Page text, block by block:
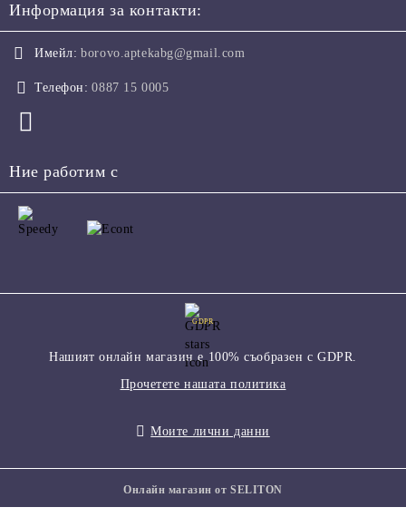
Информация за контакти:
Имейл: borovo.aptekabg@gmail.com
Телефон: 0887 15 0005
Ние работим с
GDPR
Нашият онлайн магазин е 100% съобразен с GDPR.
Прочетете нашата политика
Моите лични данни
Онлайн магазин от SELITON